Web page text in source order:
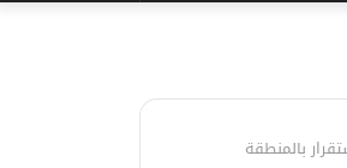
بالمنطقة